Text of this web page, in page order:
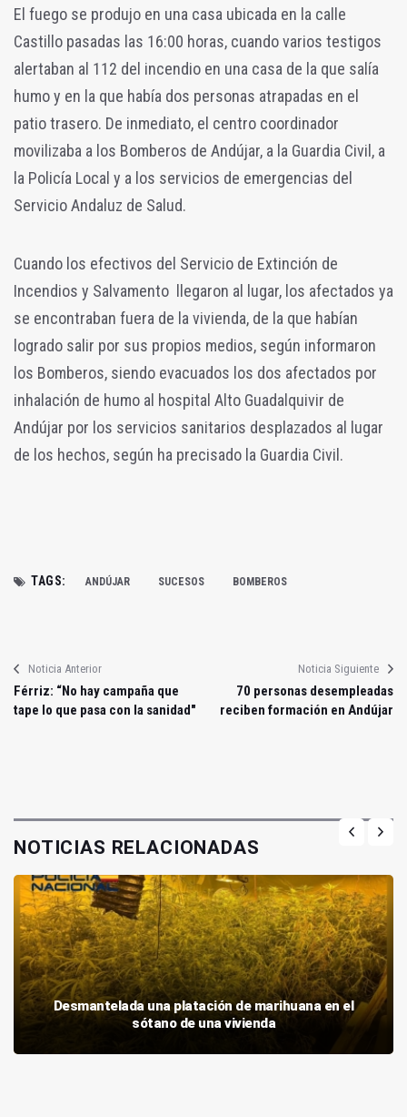
El fuego se produjo en una casa ubicada en la calle
Castillo pasadas las 16:00 horas, cuando varios testigos
alertaban al 112 del incendio en una casa de la que salía
humo y en la que había dos personas atrapadas en el
patio trasero. De inmediato, el centro coordinador
movilizaba a los Bomberos de Andújar, a la Guardia Civil, a
la Policía Local y a los servicios de emergencias del
Servicio Andaluz de Salud.
Cuando los efectivos del Servicio de Extinción de
Incendios y Salvamento llegaron al lugar, los afectados ya
se encontraban fuera de la vivienda, de la que habían
logrado salir por sus propios medios, según informaron
los Bomberos, siendo evacuados los dos afectados por
inhalación de humo al hospital Alto Guadalquivir de
Andújar por los servicios sanitarios desplazados al lugar
de los hechos, según ha precisado la Guardia Civil.
TAGS: ANDÚJAR SUCESOS BOMBEROS
Noticia Anterior
Férriz: “No hay campaña que
tape lo que pasa con la sanidad"
Noticia Siguiente
70 personas desempleadas
reciben formación en Andújar
NOTICIAS RELACIONADAS
Desmantelada una platación de marihuana en el
sótano de una vivienda